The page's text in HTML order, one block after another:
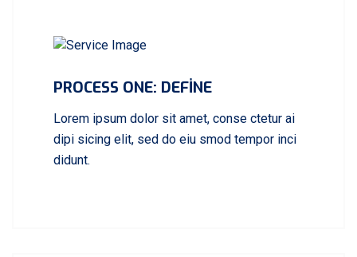
PROCESS ONE: DEFINE
Lorem ipsum dolor sit amet, conse ctetur ai
dipi sicing elit, sed do eiu smod tempor inci
didunt.